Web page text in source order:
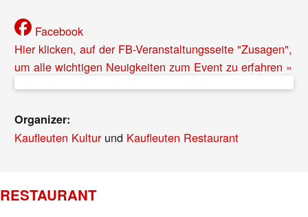
Facebook
Hier klicken, auf der FB-Veranstaltungsseite "Zusagen",
um alle wichtigen Neuigkeiten zum Event zu erfahren »
© Dreh & Angel
Organizer:
Kaufleuten Kulturund Kaufleuten Restaurant
RESTAURANT